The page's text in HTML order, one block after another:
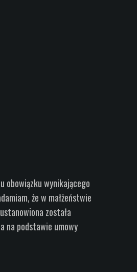
obowiązku wynikającego
że w małżeństwie
została
na podstawie umowy